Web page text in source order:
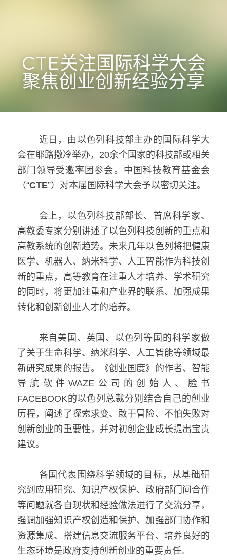
CTE关注国际科学大会
聚焦创业创新经验分享
近日，由以色列科技部主办的国际科学大
会在耶路撒冷举办，20余个国家的科技部或相关
部门领导受邀率团参会。中国科技教育基金会
（“CTE”）对本届国际科学大会予以密切关注。
会上，以色列科技部部长、首席科学家、
高教委专家分别讲述了以色列科技创新的重点和
高教系统的创新趋势。未来几年以色列将把健康
医学、机器人、纳米科学、人工智能作为科技创
新的重点，高等教育在注重人才培养、学术研究
的同时，将更加注重和产业界的联系、加强成果
转化和创新创业人才的培养。
来自美国、英国、以色列等国的科学家做
了关于生命科学、纳米科学、人工智能等领域最
新研究成果的报告。《创业国度》的作者、智能
导航软件WAZE公司的创始人、脸书
FACEBOOK的以色列总裁分别结合自己的创业
历程，阐述了探索求变、敢于冒险、不怕失败对
创新创业的重要性，并对初创企业成长提出宝贵
建议。
各国代表围绕科学领域的目标，从基础研
究到应用研究、知识产权保护、政府部门间合作
等问题就各自现状和经验做法进行了交流分享，
强调加强知识产权创造和保护、加强部门协作和
资源集成、搭建信息交流服务平台、培养良好的
生态环境是政府支持创新创业的重要责任。